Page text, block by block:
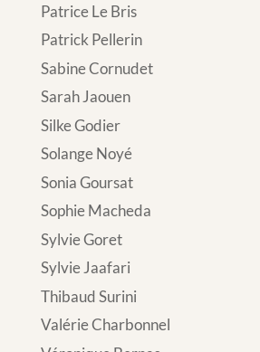
Patrice Le Bris
Patrick Pellerin
Sabine Cornudet
Sarah Jaouen
Silke Godier
Solange Noyé
Sonia Goursat
Sophie Macheda
Sylvie Goret
Sylvie Jaafari
Thibaud Surini
Valérie Charbonnel